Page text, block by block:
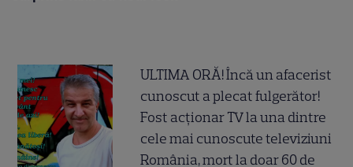
ULTIMA ORĂ! Încă un afacerist
cunoscut a plecat fulgerător!
Fost acționar TV la una dintre
cele mai cunoscute televiziuni
România, mort la doar 60 de